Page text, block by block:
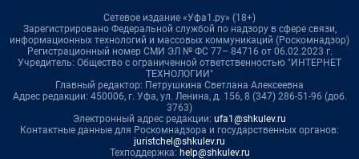
Сетевое издание «Уфа1.ру» (18+)
Зарегистрировано Федеральной службой по надзору в сфере связи,
информационных технологий и массовых коммуникаций (Роскомнадзор)
Регистрационный номер СМИ ЭЛ № ФС 77– 84716 от 06.02.2023 г.
Учредитель: Общество с ограниченной ответственностью "ИНТЕРНЕТ
ТЕХНОЛОГИИ"
Главный редактор: Петрушкина Светлана Алексеевна
Адрес редакции: 450006, г. Уфа, ул. Ленина, д. 156, 8 (347) 286-51-96 (доб.
3763)
Электронный адрес редакции: ufa1@shkulev.ru
Контактные данные для Роскомнадзора и государственных органов:
juristchel@shkulev.ru
Техподдержка: help@shkulev.ru